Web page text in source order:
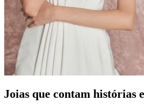
Joias que contam histórias